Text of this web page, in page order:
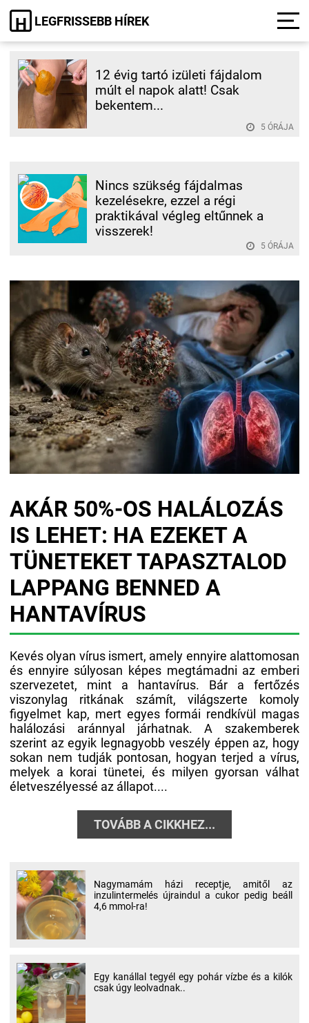
H LEGFRISSEBB HÍREK
12 évig tartó izületi fájdalom
múlt el napok alatt! Csak
bekentem...
5 ÓRÁJA
Nincs szükség fájdalmas
kezelésekre, ezzel a régi
praktikával végleg eltűnnek a
visszerek!
5 ÓRÁJA
AKÁR 50%-OS HALÁLOZÁS
IS LEHET: HA EZEKET A
TÜNETEKET TAPASZTALOD
LAPPANG BENNED A
HANTAVÍRUS
Kevés olyan vírus ismert, amely ennyire alattomosan
és ennyire súlyosan képes megtámadni az emberi
szervezetet, mint a hantavírus. Bár a fertőzés
viszonylag ritkának számít, világszerte komoly
figyelmet kap, mert egyes formái rendkívül magas
halálozási aránnyal járhatnak. A szakemberek
szerint az egyik legnagyobb veszély éppen az, hogy
sokan nem tudják pontosan, hogyan terjed a vírus,
melyek a korai tünetei, és milyen gyorsan válhat
életveszélyessé az állapot....
TOVÁBB A CIKKHEZ...
Nagymamám házi receptje, amitől az
inzulintermelés újraindul a cukor pedig beáll
4,6 mmol-ra!
Egy kanállal tegyél egy pohár vízbe és a kilók
csak úgy leolvadnak..